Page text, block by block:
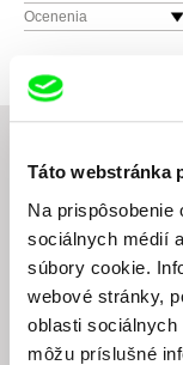
Táto webstránka
Na prispôsobenie
sociálnych médií
súbory cookie.
webové stránky,
oblasti
môžu príslušné
Ocenenia
Súvisiace filmy
Jiří Menzel